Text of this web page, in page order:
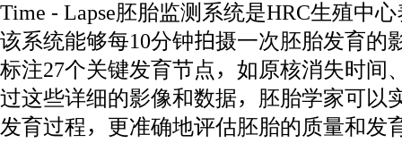
Time - Lapse胚胎监测系统是HRC生殖中
该系统能够每10分钟拍摄一次胚胎发育的
标注27个关键发育节点，如原核消失时间
过这些详细的影像和数据，胚胎学家可以
发育过程，更准确地评估胚胎的质量和发